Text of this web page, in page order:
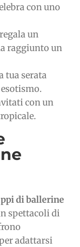
con uno
un
raggiunto un
tua serata
con un
di ballerine
spettacoli di
adattarsi